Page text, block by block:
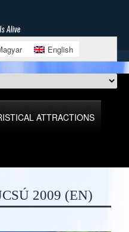
English
ATTRACTIONS
2009 (EN)